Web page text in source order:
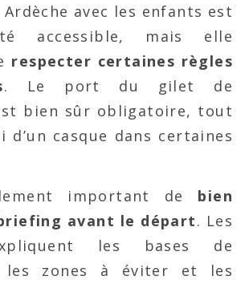
Ardèche avec les enfants est
accessible, mais elle
respecter certaines règles
. Le port du gilet de
bien sûr obligatoire, tout
d’un casque dans certaines
important de bien
avant le départ. Les
les bases de
les zones à éviter et les